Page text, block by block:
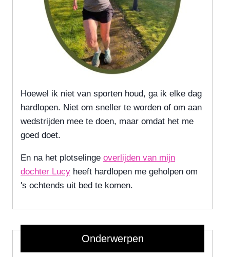
Hoewel ik niet van sporten houd, ga ik elke dag
hardlopen. Niet om sneller te worden of om aan
wedstrijden mee te doen, maar omdat het me
goed doet.
En na het plotselinge overlijden van mijn
dochter Lucy heeft hardlopen me geholpen om
's ochtends uit bed te komen.
Onderwerpen